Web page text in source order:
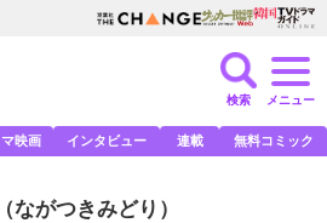
検索 メニュー
マ映画 インタビュー 連載 無料コミック
（ながつきみどり）